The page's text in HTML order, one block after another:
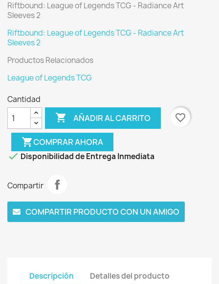
Riftbound: League of Legends TCG - Radiance Art
Sleeves 2
Riftbound: League of Legends TCG - Radiance Art
Sleeves 2
Productos Relacionados
League of Legends TCG
Cantidad
 AÑADIR AL CARRITO favorite_border
shopping_cartCOMPRAR AHORA
 Disponibilidad de Entrega Inmediata
Compartir
COMPARTIR PRODUCTO CON UN AMIGO
Descripción Detalles del producto